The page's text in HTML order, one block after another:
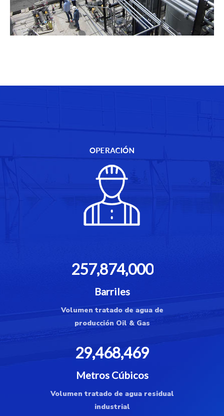
257,874,000
Barriles
Volumen tratado de agua de
producción Oil & Gas
29,468,469
Metros Cúbicos
Volumen tratado de agua residual
industrial